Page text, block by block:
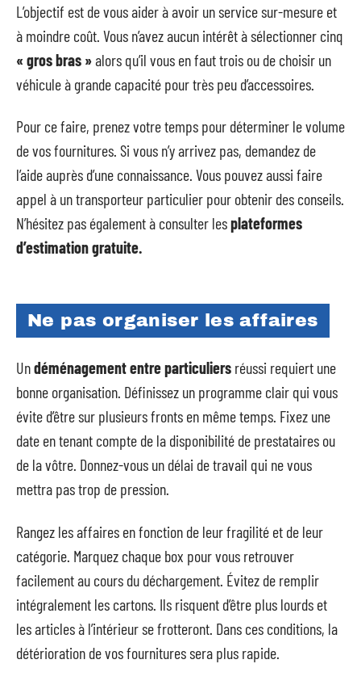
L’objectif est de vous aider à avoir un service sur-mesure et
à moindre coût. Vous n’avez aucun intérêt à sélectionner cinq
« gros bras »alors qu’il vous en faut trois ou de choisir un
véhicule à grande capacité pour très peu d’accessoires.
Pour ce faire, prenez votre temps pour déterminer le volume
de vos fournitures. Si vous n’y arrivez pas, demandez de
l’aide auprès d’une connaissance. Vous pouvez aussi faire
appel à un transporteur particulier pour obtenir des conseils.
N’hésitez pas également à consulter lesplateformes
d’estimation gratuite.
Ne pas organiser les affaires
Undéménagement entre particuliers réussi requiert une
bonne organisation. Définissez un programme clair qui vous
évite d’être sur plusieurs fronts en même temps. Fixez une
date en tenant compte de la disponibilité de prestataires ou
de la vôtre. Donnez-vous un délai de travail qui ne vous
mettra pas trop de pression.
Rangez les affaires en fonction de leur fragilité et de leur
catégorie. Marquez chaque box pour vous retrouver
facilement au cours du déchargement. Évitez de remplir
intégralement les cartons. Ils risquent d’être plus lourds et
les articles à l’intérieur se frotteront. Dans ces conditions, la
détérioration de vos fournitures sera plus rapide.